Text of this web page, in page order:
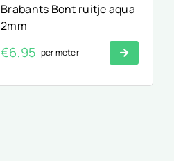
Brabants Bont ruitje aqua
2mm
€6,95 per meter